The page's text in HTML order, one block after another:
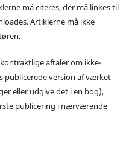
må citeres, der må linkes til
Artiklerne må ikke
aftaler om ikke-
publicerede version af værket
eller udgive det i en bog),
publicering i nærværende